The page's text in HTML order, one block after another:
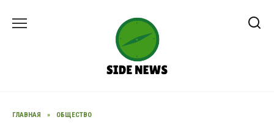
ГЛАВНАЯ » ОБЩЕСТВО